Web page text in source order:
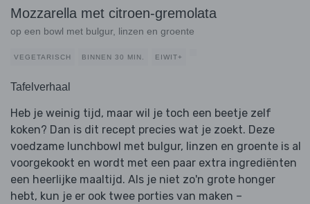
Mozzarella met citroen-gremolata
op een bowl met bulgur, linzen en groente
VEGETARISCH BINNEN 30 MIN. EIWIT+
Tafelverhaal
Heb je weinig tijd, maar wil je toch een beetje zelf
koken? Dan is dit recept precies wat je zoekt. Deze
voedzame lunchbowl met bulgur, linzen en groente is al
voorgekookt en wordt met een paar extra ingrediënten
een heerlijke maaltijd. Als je niet zo'n grote honger
hebt, kun je er ook twee porties van maken –